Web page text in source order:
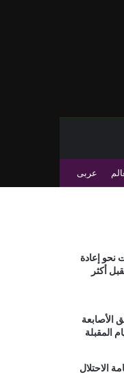
عربى
نحو إعادة
أكثر
الأصابعة
المقبلة
الاحتلال